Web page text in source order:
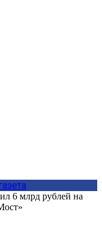
6 млрд рублей на